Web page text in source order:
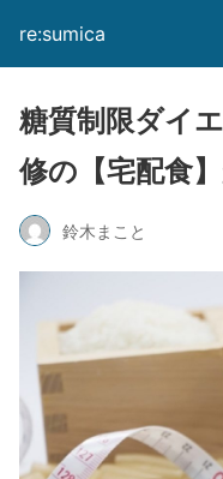
re:sumica
糖質制限ダイ
修の【宅配食
鈴木まこと